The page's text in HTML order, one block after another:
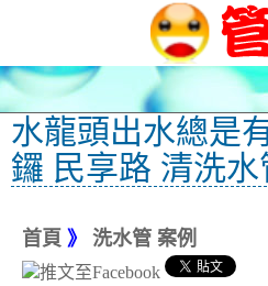
水龍頭出水總是
鑼 民享路 清洗水
首頁 》 洗水管 案例